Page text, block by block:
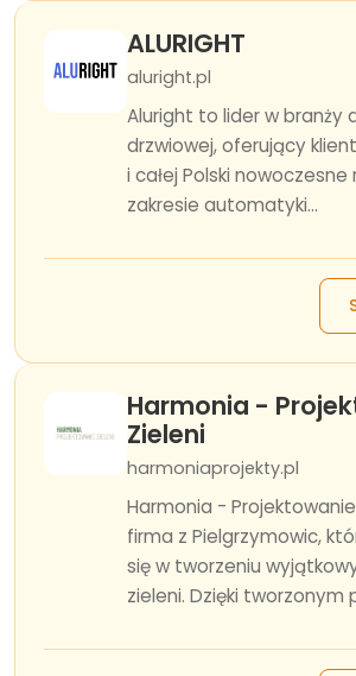
ALURIGHT
aluright.pl
Aluright to lider w branży
drzwiowej, oferujący
i całej Polski
zakresie automatyki...
Harmonia -
Zieleni
harmoniaprojekty.pl
Harmonia -
firma z Pielgrzymowic,
się w tworzeniu
zieleni. Dzięki tworzonym